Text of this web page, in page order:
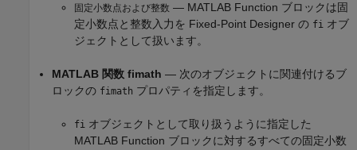
固定小数点および整数 — MATLAB Function ブロックは固
定小数点と整数入力を Fixed-Point Designer の fi オブ
ジェクトとして扱います。
MATLAB 関数 fimath — 次のオブジェクトに関連付けるブ
ロックの fimath プロパティを指定します。
fi オブジェクトとして取り扱うように指定した
MATLAB Function ブロックに対するすべての固定小数